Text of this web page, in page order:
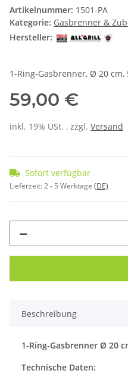
Artikelnummer: 1501-PA
Kategorie: Gasbrenner &
Hersteller:
1-Ring-Gasbrenner, Ø 20 cm,
59,00 €
inkl. 19% USt. , zzgl. Versand
Sofort verfügbar
Lieferzeit:2 - 5 Werktage (DE)
Beschreibung
1-Ring-Gasbrenner Ø 20
Technische Daten: